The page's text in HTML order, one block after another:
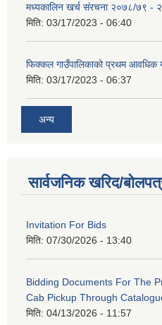
मध्यकालिन खर्च संरचना २०७८/७९ -
मिति: 03/17/2023 - 06:40
फिक्कल गाउँपालिकाको प्रथम
मिति: 03/17/2023 - 06:37
अन्य
सार्वजनिक खरिद/
Invitation For Bids
मिति: 07/30/2026 - 13:40
Bidding Documents For The
Cab Pickup Through
मिति: 04/13/2026 - 11:57